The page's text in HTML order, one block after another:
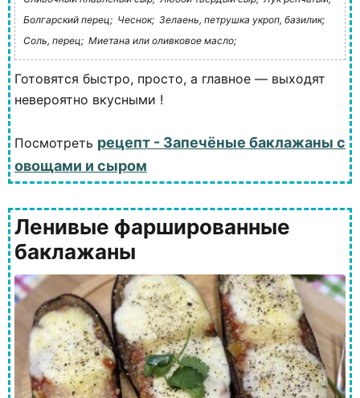
Болгарский перец; Чеснок; Зелаень, петрушка укроп, базилик;
Соль, перец; Миетана или оливковое масло;
Готовятся быстро, просто, а главное — выходят
невероятно вкусными !
Посмотреть рецепт - Запечёные баклажаны с
овощами и сыром
Ленивые фаршированные
баклажаны